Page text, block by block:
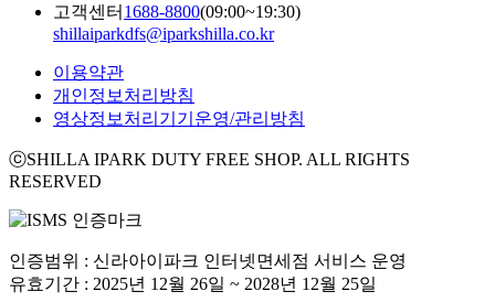
고객센터 1688-8800(09:00~19:30)
shillaiparkdfs@iparkshilla.co.kr
이용약관
개인정보처리방침
영상정보처리기기운영/관리방침
ⓒSHILLA IPARK DUTY FREE SHOP. ALL RIGHTS
RESERVED
인증범위 : 신라아이파크 인터넷면세점 서비스 운영
유효기간 : 2025년 12월 26일 ~ 2028년 12월 25일